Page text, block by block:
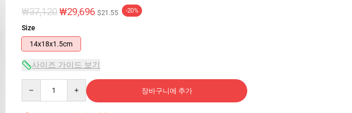
₩37,120₩29,696 $21.55 -20%
Size
14x18x1.5cm
사이즈 가이드 보기
장바구니에 추가